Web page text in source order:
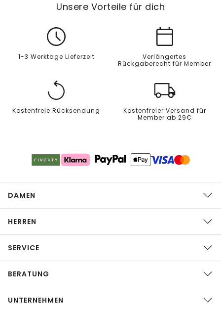
Unsere Vorteile für dich
1-3 Werktage Lieferzeit
Verlängertes
Rückgaberecht für Member
Kostenfreie Rücksendung
Kostenfreier Versand für
Member ab 29€
DAMEN
HERREN
SERVICE
BERATUNG
UNTERNEHMEN